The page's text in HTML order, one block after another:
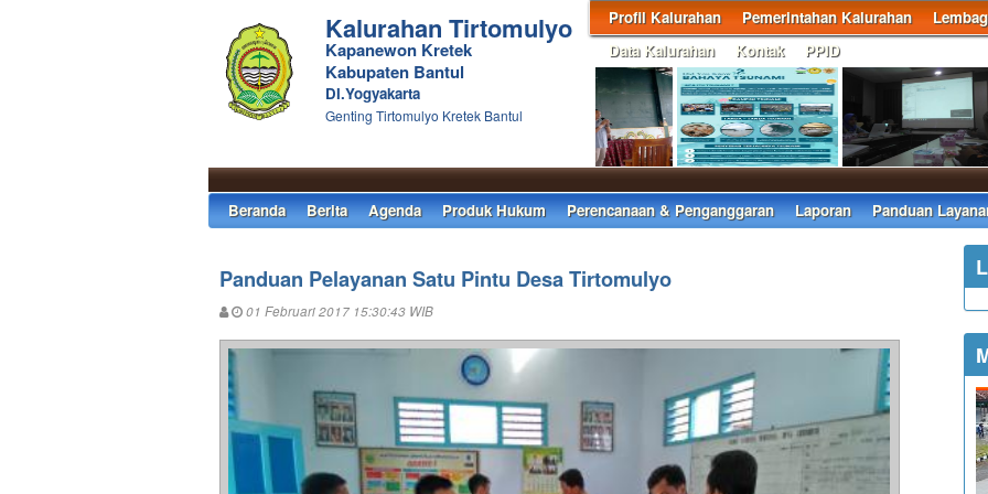
Profil Kalurahan Pemerintahan Kalurahan
Data Kalurahan
Kontak PPID
Kalurahan Tirtomulyo
Kapanewon Kretek
Kabupaten Bantul
DI.Yogyakarta
Genting Tirtomulyo Kretek Bantul
Beranda Berita Agenda Produk Hukum Perencanaan & Penganggaran Laporan Panduan
Panduan Pelayanan Satu Pintu Desa Tirtomulyo
01 Februari 2017 15:30:43 WIB